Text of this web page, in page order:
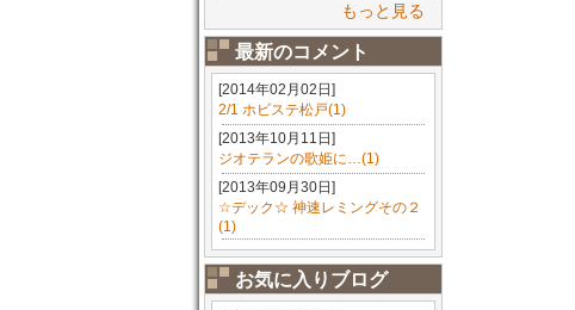
もっと見る
最新のコメント
[2014年02月02日]
2/1 ホビステ松戸(1)
[2013年10月11日]
ジオテランの歌姫に…(1)
[2013年09月30日]
☆デック☆ 神速レミングその２
(1)
お気に入りブログ